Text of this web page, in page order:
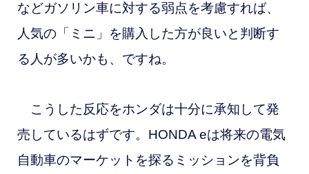
などガソリン車に対する弱点を考慮すれば、
人気の「ミニ」を購入した方が良いと判断す
る人が多いかも、ですね。
こうした反応をホンダは十分に承知して発
売しているはずです。HONDA eは将来の電気
自動車のマーケットを探るミッションを背負